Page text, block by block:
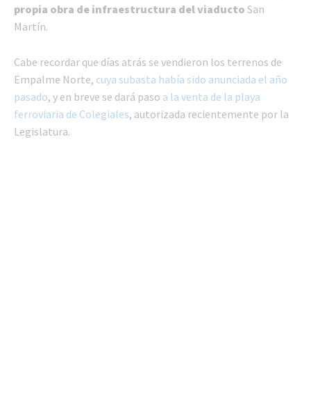
propia obra de infraestructura del viaducto San
Martín.
Cabe recordar que días atrás se vendieron los terrenos de
Empalme Norte, cuya subasta había sido anunciada el año
pasado, y en breve se dará paso a la venta de la playa
ferroviaria de Colegiales, autorizada recientemente por la
Legislatura.